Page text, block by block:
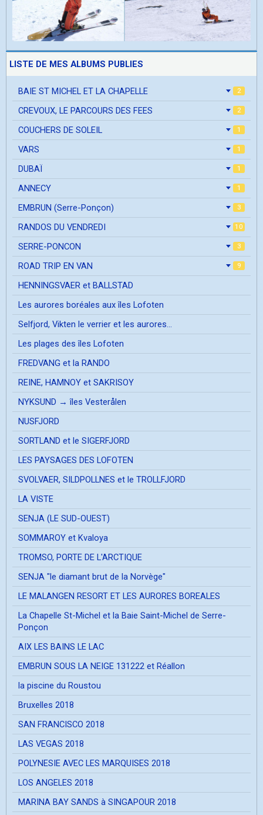
LISTE DE MES ALBUMS PUBLIES
BAIE ST MICHEL ET LA CHAPELLE 2
CREVOUX, LE PARCOURS DES FEES 2
COUCHERS DE SOLEIL 1
VARS 1
DUBAÏ 1
ANNECY 1
EMBRUN (Serre-Ponçon) 3
RANDOS DU VENDREDI 10
SERRE-PONCON 3
ROAD TRIP EN VAN 9
HENNINGSVAER et BALLSTAD
Les aurores boréales aux îles Lofoten
Selfjord, Vikten le verrier et les aurores...
Les plages des îles Lofoten
FREDVANG et la RANDO
REINE, HAMNOY et SAKRISOY
NYKSUND → îles Vesterålen
NUSFJORD
SORTLAND et le SIGERFJORD
LES PAYSAGES DES LOFOTEN
SVOLVAER, SILDPOLLNES et le TROLLFJORD
LA VISTE
SENJA (LE SUD-OUEST)
SOMMAROY et Kvaloya
TROMSO, PORTE DE L'ARCTIQUE
SENJA "le diamant brut de la Norvège"
LE MALANGEN RESORT ET LES AURORES BOREALES
La Chapelle St-Michel et la Baie Saint-Michel de Serre-
Ponçon
AIX LES BAINS LE LAC
EMBRUN SOUS LA NEIGE 131222 et Réallon
la piscine du Roustou
Bruxelles 2018
SAN FRANCISCO 2018
LAS VEGAS 2018
POLYNESIE AVEC LES MARQUISES 2018
LOS ANGELES 2018
MARINA BAY SANDS à SINGAPOUR 2018